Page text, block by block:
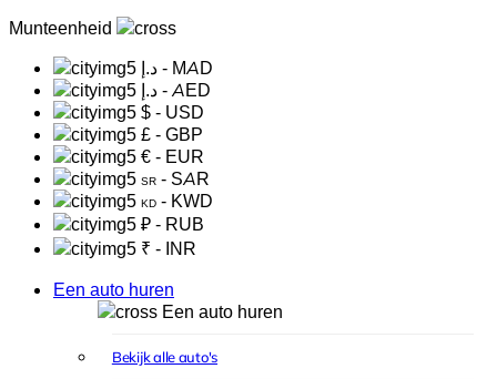
Munteenheid
د.إ - MAD
د.إ - AED
$ - USD
£ - GBP
€ - EUR
SR - SAR
KD - KWD
₽ - RUB
₹ - INR
Een auto huren
Een auto huren
Bekijk alle auto's